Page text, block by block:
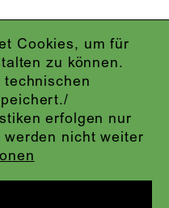
Cookies, um für
zu können.
erfolgen nur
nicht weiter